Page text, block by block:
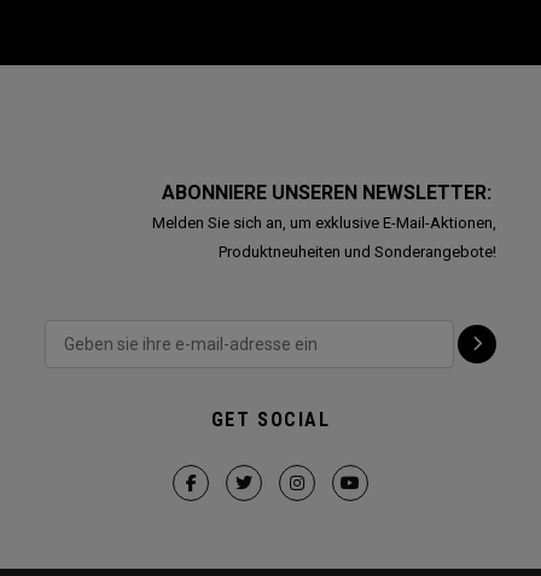
ABONNIERE UNSEREN NEWSLETTER:
Melden Sie sich an, um exklusive E-Mail-Aktionen,
Produktneuheiten und Sonderangebote!
GET SOCIAL